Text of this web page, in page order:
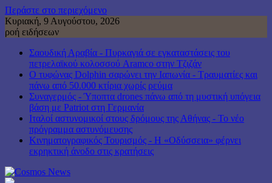
Περάστε στο περιεχόμενο
Κυριακή, 9 Αυγούστου, 2026
ροή ειδήσεων
Σαουδική Αραβία - Πυρκαγιά σε εγκαταστάσεις του
πετρελαϊκού κολοσσού Aramco στην Τζιζάν
Ο τυφώνας Dolphin σαρώνει την Ιαπωνία - Τραυματίες και
πάνω από 50.000 κτίρια χωρίς ρεύμα
Συναγερμός - Ύποπτα drones πάνω από τη μυστική υπόγεια
βάση με Patriot στη Γερμανία
Ιταλοί αστυνομικοί στους δρόμους της Αθήνας - Το νέο
πρόγραμμα αστυνόμευσης
Κινηματογραφικός Τουρισμός - Η «Οδύσσεια» φέρνει
εκρηκτική άνοδο στις κρατήσεις